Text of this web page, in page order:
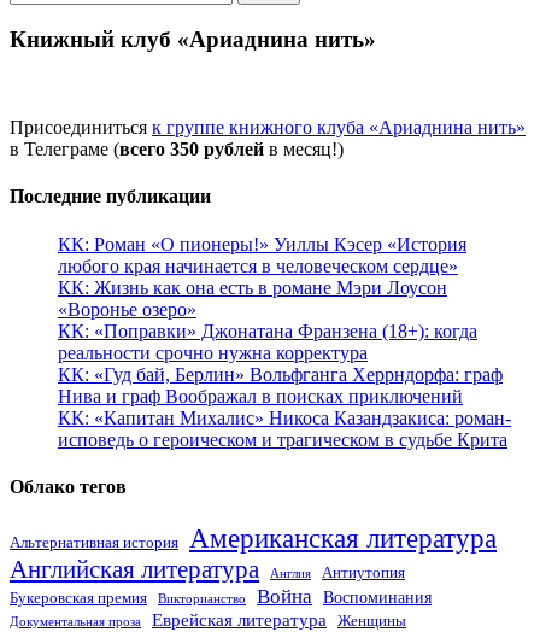
Книжный клуб «Ариаднина нить»
Присоединиться к группе книжного клуба «Ариаднина нить»
в Телеграме (всего 350 рублей в месяц!)
Последние публикации
КК: Роман «О пионеры!» Уиллы Кэсер «История
любого края начинается в человеческом сердце»
КК: Жизнь как она есть в романе Мэри Лоусон
«Воронье озеро»
КК: «Поправки» Джонатана Франзена (18+): когда
реальности срочно нужна корректура
КК: «Гуд бай, Берлин» Вольфганга Херрндорфа: граф
Нива и граф Воображал в поисках приключений
КК: «Капитан Михалис» Никоса Казандзакиса: роман-
исповедь о героическом и трагическом в судьбе Крита
Облако тегов
Альтернативная история Американская литература
Английская литература Англия
Антиутопия
Букеровская премия
Викторианство Война Воспоминания
Документальная проза Еврейская литература
Женщины